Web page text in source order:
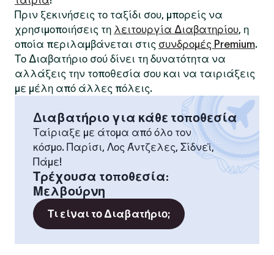
Πριν ξεκινήσεις το ταξίδι σου, μπορείς να
χρησιμοποιήσεις τη λειτουργία Διαβατηρίου, η
οποία περιλαμβάνεται στις συνδρομές Premium.
Το Διαβατήριο σού δίνει τη δυνατότητα να
αλλάξεις την τοποθεσία σου και να ταιριάξεις
με μέλη από άλλες πόλεις.
Διαβατήριο για κάθε τοποθεσία
Ταίριαξε με άτομα από όλο τον
κόσμο. Παρίσι, Λος Άντζελες, Σίδνεϊ,
Πάμε!
Τρέχουσα τοποθεσία:
Μελβούρνη
Τι είναι το Διαβατήριο;